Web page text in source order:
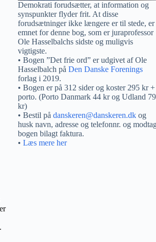
Demokrati forudsætter, at information og
synspunkter flyder frit. At disse
forudsætninger ikke længere er til stede, er
emnet for denne bog, som er juraprofessor
Ole Hasselbalchs sidste og muligvis
vigtigste.
• Bogen ”Det frie ord” er udgivet af Ole
Hasselbalch påDen Danske Forenings
forlag i 2019.
• Bogen er på 312 sider og koster 295 kr +
porto. (Porto Danmark 44 kr og Udland 79
kr)
• Bestil pådanskeren@danskeren.dk og
husk navn, adresse og telefonnr. og
bogen bilagt faktura.
•Læs mere her